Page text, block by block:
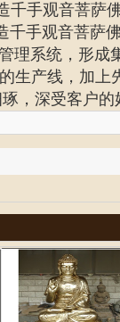
千手观音菩萨
千手观音菩萨佛
理系统，形
生产线，加
，深受客户的